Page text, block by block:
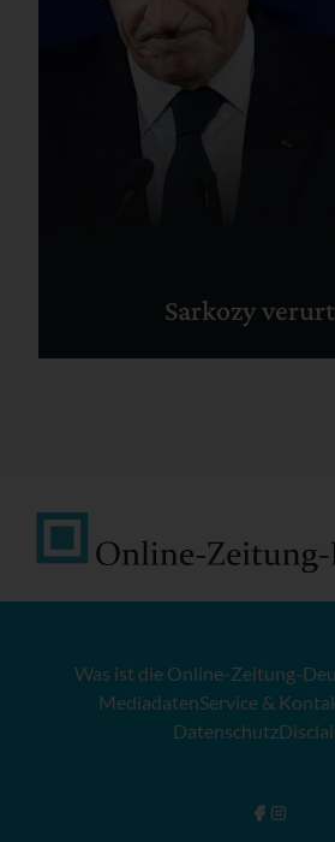
Sarkozy
Was ist die Online-Zeitung-
MediadatenService &
Datenschutz